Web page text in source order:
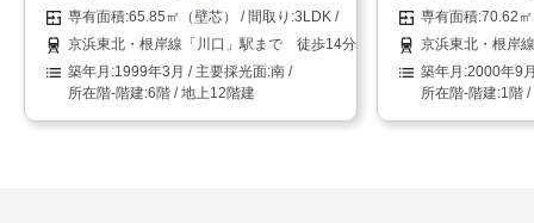
65.85㎡（壁芯）
3LDK
京浜東北・根岸線「川口」駅まで 徒歩14分
1999年3月
南
6階 / 地上12階建
70.62
京浜東北・根岸
2000年9
1階